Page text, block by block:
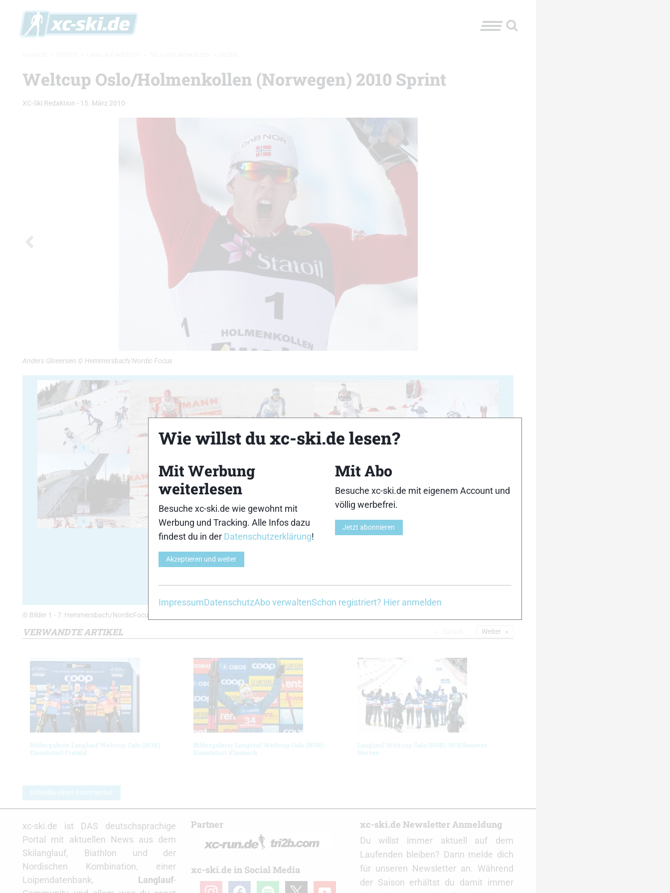
Weltcup Oslo/Holmenkollen (Norwegen) 2010 Sprint
XC-Ski Redaktion - 15. März 2010
Anders Gloeersen © Hemmersbach/Nordic Focus
1
6 7 8 9
© Bilder 1 - 7: Hemmersbach/NordicFocus; Bilder 8 - 11: Hemmersbach/Nordic Focus;
VERWANDTE ARTIKEL
Bildergalerie Langlauf Weltcup Oslo (NOR)
Einzelstart Freistil
Bildergalerie Langlauf Weltcup Oslo (NOR)
Einzelstart Klassisch
Langlauf Weltcup Oslo (NOR) 50 Kilometer
Herren
Weiter
Schreibe einen Kommentar
xc-ski.de ist DAS deutschsprachige
Portal mit aktuellen News aus dem
Skilanglauf, Biathlon und der
Nordischen Kombination, einer
Loipendatenbank, Langlauf-
Partner
xc-ski.de in Social Media
instagramfacebookspotify youtube
xc-ski.de Newsletter Anmeldung
Du willst immer aktuell auf dem
Laufenden bleiben? Dann melde dich
für unseren Newsletter an. Während
der Saison erhältst du damit immer
Wie willst du xc-ski.de lesen?
Mit Werbung
weiterlesen
Besuche xc-ski.de wie gewohnt mit
Werbung und Tracking. Alle Infos dazu
findest du in der Datenschutzerklärung!
Akzeptieren und weiter
Mit Abo
Besuche xc-ski.de mit eigenem Account und
völlig werbefrei.
Jetzt abonnieren
ImpressumDatenschutzAbo verwaltenSchon registriert? Hier anmelden